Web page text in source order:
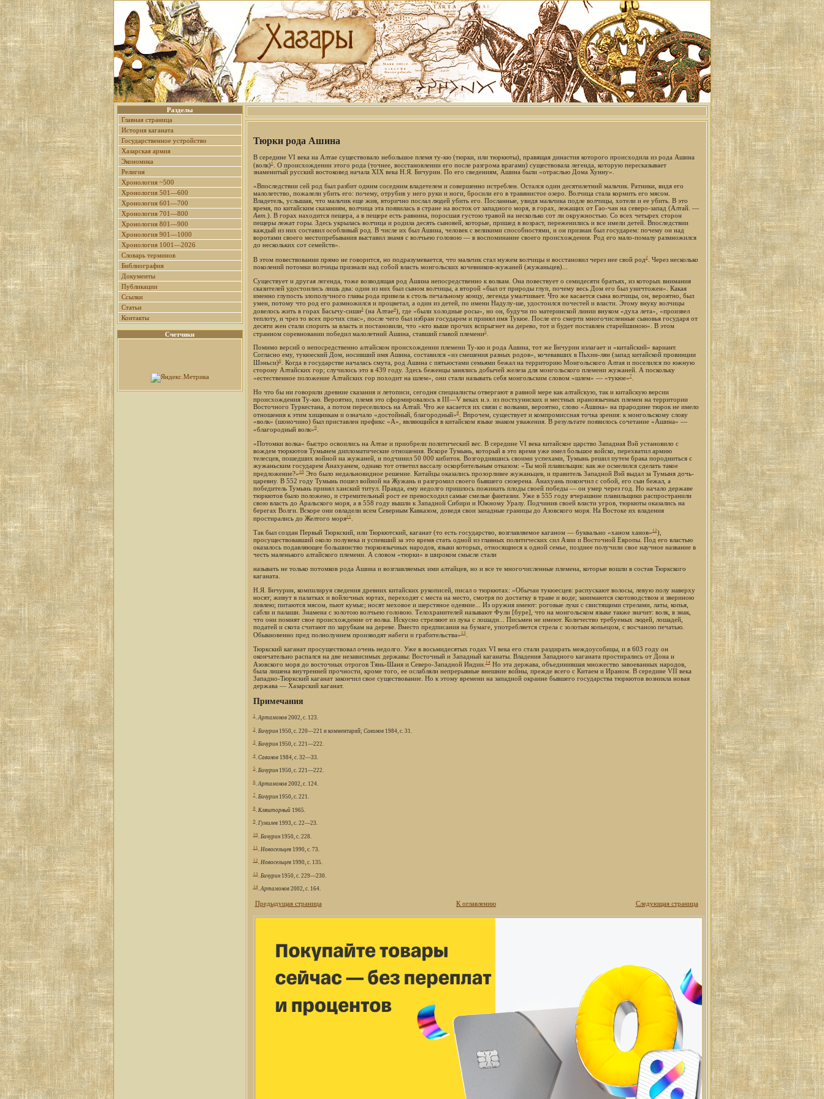
Разделы
Главная страница
История каганата
Государственное устройство
Хазарская армия
Экономика
Религия
Хронология ~500
Хронология 501—600
Хронология 601—700
Хронология 701—800
Хронология 801—900
Хронология 901—1000
Хронология 1001—2026
Словарь терминов
Библиография
Документы
Публикации
Ссылки
Статьи
Контакты
Счетчики
Тюрки рода Ашина
В середине VI века на Алтае существовало небольшое племя ту-кю (тюрки, или тюркюты), правящая династия которого происходила из рода Ашина
(волк) 1 . О происхождении этого рода (точнее, восстановлении его после разгрома врагами) существовала легенда, которую пересказывает
знаменитый русский востоковед начала XIX века Н.Я. Бичурин. По его сведениям, Ашина были «отраслью Дома Хунну».
«Впоследствии сей род был разбит одним соседним владетелем и совершенно истреблен. Остался один десятилетний мальчик. Ратники, видя его
малолетство, пожалели убить его: почему, отрубив у него руки и ноги, бросили его в травянистое озеро. Волчица стала кормить его мясом.
Владетель, услышав, что мальчик еще жив, вторично послал людей убить его. Посланные, увидя мальчика подле волчицы, хотели и ее убить. В это
время, по китайским сказаниям, волчица эта появилась в стране на восток от западного моря, в горах, лежащих от Гао-чан на северо-запад (Алтай. —
Авт. ). В горах находится пещера, а в пещере есть равнина, поросшая густою травой на несколько сот ли окружностью. Со всех четырех сторон
пещеры лежат горы. Здесь укрылась волчица и родила десять сыновей, которые, пришед в возраст, переженились и все имели детей. Впоследствии
каждый из них составил особливый род. В числе их был Ашина, человек с великими способностями, и он признан был государем: почему он над
воротами своего местопребывания выставил знамя с волчьею головою — в воспоминание своего происхождения. Род его мало-помалу размножился
до нескольких сот семейств».
В этом повествовании прямо не говорится, но подразумевается, что мальчик стал мужем волчицы и восстановил через нее свой род2. Через несколько
поколений потомки волчицы признали над собой власть монгольских кочевников-жужаней (жужаньцев)...
Существует и другая легенда, тоже возводящая род Ашина непосредственно к волкам. Она повествует о семидесяти братьях, из которых внимания
сказителей удостоились лишь два: один из них был сыном волчицы, а второй «был от природы глуп, почему весь Дом его был уничтожен». Какая
именно глупость злополучного главы рода привела к столь печальному концу, легенда умалчивает. Что же касается сына волчицы, он, вероятно, был
умен, потому что род его размножился и процветал, а один из детей, по имени Надулу-ше, удостоился почестей и власти. Этому внуку волчицы
довелось жить в горах Басычу-сиши3(на Алтае4), где «были холодные росы», но он, будучи по материнской линии внуком «духа лета», «произвел
теплоту, и чрез то всех прочих спас», после чего был избран государем и принял имя Тукюе. После его смерти многочисленные сыновья государя от
десяти жен стали спорить за власть и постановили, что «кто выше прочих вспрыгнет на дерево, тот и будет поставлен старейшиною». В этом
странном соревновании победил малолетний Ашина, ставший главой племени5.
Помимо версий о непосредственно алтайском происхождении племени Ту-кю и рода Ашина, тот же Бичурин излагает и «китайский» вариант.
Согласно ему, тукюеский Дом, носивший имя Ашина, составился «из смешения разных родов», кочевавших в Пьхин-лян (запад китайской провинции
Шэньси)6. Когда в государстве началась смута, род Ашина с пятьюстами семьями бежал на территорию Монгольского Алтая и поселился по южную
сторону Алтайских гор; случилось это в 439 году. Здесь беженцы занялись добычей железа для монгольского племени жужаней. А поскольку
«естественное положение Алтайских гор походит на шлем», они стали называть себя монгольским словом «шлем» — «тукюе»7.
Но что бы ни говорили древние сказания и летописи, сегодня специалисты отвергают в равной мере как алтайскую, так и китайскую версии
происхождения Ту-кю. Вероятно, племя это сформировалось в III—V веках н.э. из постхуннских и местных ираноязычных племен на территории
Восточного Туркестана, а потом переселилось на Алтай. Что же касается их связи с волками, вероятно, слово «Ашина» на прародине тюрок не имело
отношения к этим хищникам и означало «достойный, благородный»8. Впрочем, существует и компромиссная точка зрения: к монгольскому слову
«волк» (шоночино) был приставлен префикс «А», являющийся в китайском языке знаком уважения. В результате появилось сочетание «Ашина» —
«благородный волк»9.
«Потомки волка» быстро освоились на Алтае и приобрели политический вес. В середине VI века китайское царство Западная Вэй установило с
вождем тюркютов Тумынем дипломатические отношения. Вскоре Тумынь, который в это время уже имел большое войско, перехватил армию
телесцев, пошедших войной на жужаней, и подчинил 50 000 кибиток. Возгордившись своими успехами, Тумынь решил путем брака породниться с
жужаньским государем Анахуанем, однако тот ответил вассалу оскорбительным отказом: «Ты мой плавильщик: как же осмелился сделать такое
предложение?» 10Это было недальновидное решение. Китайцы оказались прозорливее жужаньцев, и правитель Западной Вэй выдал за Тумыня дочь-
царевну. В 552 году Тумынь пошел войной на Жужань и разгромил своего бывшего сюзерена. Анахуань покончил с собой, его сын бежал, а
победитель Тумынь принял ханский титул. Правда, ему недолго пришлось пожинать плоды своей победы — он умер через год. Но начало державе
тюркютов было положено, и стремительный рост ее превосходил самые смелые фантазии. Уже в 555 году вчерашние плавильщики распространили
свою власть до Аральского моря, а в 558 году вышли к Западной Сибири и Южному Уралу. Подчинив своей власти угров, тюркюты оказались на
берегах Волги. Вскоре они овладели всем Северным Кавказом, доведя свои западные границы до Азовского моря. На Востоке их владения
простирались до Желтого моря 11 .
Так был создан Первый Тюркский, или Тюркютский, каганат (то есть государство, возглавляемое каганом — буквально «ханом ханов» 12),
просуществовавший около полувека и успевший за это время стать одной из главных политических сил Азии и Восточной Европы. Под его властью
оказалось подавляющее большинство тюркоязычных народов, языки которых, относящиеся к одной семье, позднее получили свое научное название в
честь маленького алтайского племени. А словом «тюрки» в широком смысле стали
называть не только потомков рода Ашина и возглавляемых ими алтайцев, но и все те многочисленные племена, которые вошли в состав Тюркского
каганата.
Н.Я. Бичурин, компилируя сведения древних китайских рукописей, писал о тюркютах: «Обычаи тукюесцев: распускают волосы, левую полу наверху
носят; живут в палатках и войлочных юртах, переходят с места на место, смотря по достатку в траве и воде; занимаются скотоводством и звериною
ловлею; питаются мясом, пьют кумыс; носят меховое и шерстяное одеяние... Из оружия имеют: роговые луки с свистящими стрелами, латы, копья,
сабли и палаши. Знамена с золотою волчьею головою. Телохранителей называют Фули [буре], что на монгольском языке также значит: волк, в знак,
что они помнят свое происхождение от волка. Искусно стреляют из лука с лошади... Письмен не имеют. Количество требуемых людей, лошадей,
податей и скота считают по зарубкам на дереве. Вместо предписания на бумаге, употребляется стрела с золотым копьецом, с восчаною печатью.
Обыкновенно пред полнолунием производят набеги и грабительства» 13.
Тюркский каганат просуществовал очень недолго. Уже в восьмидесятых годах VI века его стали раздирать междоусобицы, и в 603 году он
окончательно распался на две независимых державы: Восточный и Западный каганаты. Владения Западного каганата простирались от Дона и
Азовского моря до восточных отрогов Тянь-Шаня и Северо-Западной Индии. 14Но эта держава, объединившая множество завоеванных народов,
была лишена внутренней прочности, кроме того, ее ослабляли непрерывные внешние войны, прежде всего с Китаем и Ираном. В середине VII века
Западно-Тюркский каганат закончил свое существование. Но к этому времени на западной окраине бывшего государства тюркютов возникла новая
держава — Хазарский каганат.
Примечания
1.Артамонов2002, с. 123.
2. Бичурин1950, с. 220—221 и комментарий; Савинов1984, с. 31.
3. Бичурин1950, с. 221—222.
4. Савинов1984, с. 32—33.
5. Бичурин1950, с. 221—222.
6. Артамонов2002, с. 124.
7. Бичурин1950, с. 221.
8. Кляшторный 1965.
9. Гумилев1993, с. 22—23.
10. Бичурин1950, с. 228.
11. Новосельцев1990, с. 73.
12. Новосельцев1990, с. 135.
13. Бичурин1950, с. 229—230.
14.Артамонов2002, с. 164.
Предыдущая страница К оглавлению Следующая страница